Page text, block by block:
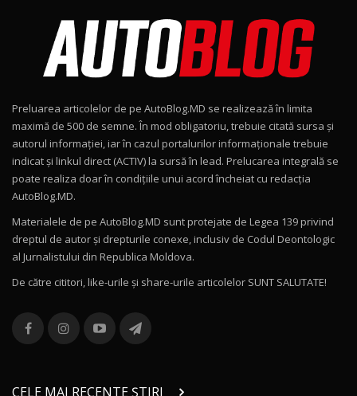
15:08
Noul Geely EX2 / Test Drive AutoBlog.MD
15:22
Mercedes-AMG E 53 HYBRID 4MATIC+ / Test
Drive AutoBlog.MD
16:27
11
Noul Volvo ES90 / Test Drive AutoBlog.MD
12
Noul MG HS / Test Drive AutoBlog.MD
16:48
13
combină aventura cu luxul / AutoBlog.MD
36:08
chinez care face lumea să se întoarcă după el
Preluarea articolelor de pe AutoBlog.MD se realizează în limita
maximă de 500 de semne. În mod obligatoriu, trebuie citată sursa și
autorul informației, iar în cazul portalurilor informaționale trebuie
indicat și linkul direct (ACTIV) la sursă în lead. Prelucarea integrală se
poate realiza doar în condițiile unui acord încheiat cu redacţia
AutoBlog.MD.
Materialele de pe AutoBlog.MD sunt protejate de Legea 139 privind
dreptul de autor și drepturile conexe, inclusiv de Codul Deontologic
al Jurnalistului din Republica Moldova.
De către cititori, like-urile şi share-urile articolelor SUNT SALUTATE!
CELE MAI RECENTE ȘTIRI